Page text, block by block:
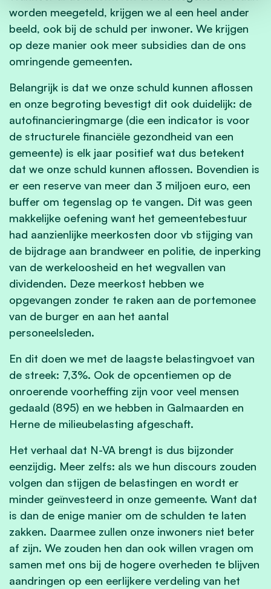
worden meegeteld, krijgen we al een heel ander
beeld, ook bij de schuld per inwoner. We krijgen
op deze manier ook meer subsidies dan de ons
omringende gemeenten.
Belangrijk is dat we onze schuld kunnen aflossen
en onze begroting bevestigt dit ook duidelijk: de
autofinancieringmarge (die een indicator is voor
de structurele financiële gezondheid van een
gemeente) is elk jaar positief wat dus betekent
dat we onze schuld kunnen aflossen. Bovendien is
er een reserve van meer dan 3 miljoen euro, een
buffer om tegenslag op te vangen. Dit was geen
makkelijke oefening want het gemeentebestuur
had aanzienlijke meerkosten door vb stijging van
de bijdrage aan brandweer en politie, de inperking
van de werkeloosheid en het wegvallen van
dividenden. Deze meerkost hebben we
opgevangen zonder te raken aan de portemonee
van de burger en aan het aantal
personeelsleden.
En dit doen we met de laagste belastingvoet van
de streek: 7,3%. Ook de opcentiemen op de
onroerende voorheffing zijn voor veel mensen
gedaald (895) en we hebben in Galmaarden en
Herne de milieubelasting afgeschaft.
Het verhaal dat N-VA brengt is dus bijzonder
eenzijdig. Meer zelfs: als we hun discours zouden
volgen dan stijgen de belastingen en wordt er
minder geïnvesteerd in onze gemeente. Want dat
is dan de enige manier om de schulden te laten
zakken. Daarmee zullen onze inwoners niet beter
af zijn. We zouden hen dan ook willen vragen om
samen met ons bij de hogere overheden te blijven
aandringen op een eerlijkere verdeling van het